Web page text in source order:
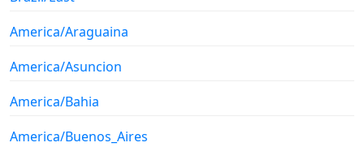
America/Araguaina
America/Asuncion
America/Bahia
America/Buenos_Aires